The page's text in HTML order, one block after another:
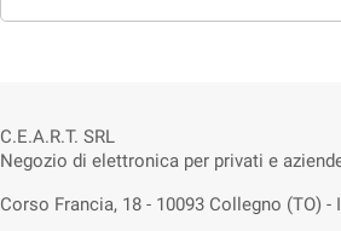
C.E.A.R.T. SRL
Negozio di elettronica per privati e
Corso Francia, 18 - 10093 Collegno (TO) -